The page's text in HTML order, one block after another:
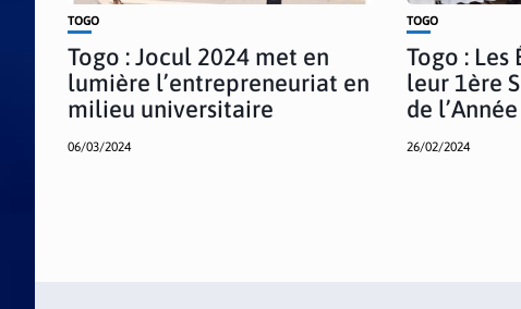
TOGO
Togo : Jocul 2024 met en
lumière l’entrepreneuriat en
milieu universitaire
06/03/2024
TOGO
Togo :
leur 1ère
de l’Année
26/02/2024